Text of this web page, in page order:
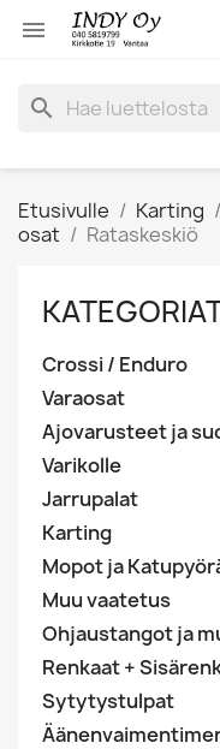

search
Etusivulle Karting
osat
Rataskeskiö
Crossi / Enduro
Varaosat
Ajovarusteet ja
Varikolle
Jarrupalat
Karting
Mopot ja
Muu vaatetus
Ohjaustangot ja
Renkaat +
Sytytystulpat